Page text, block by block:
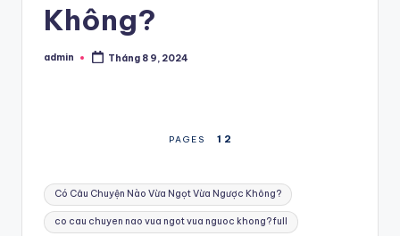
Không?
Posted
admin Tháng 8 9, 2024
PAGES 1 2
Tags:
Có Câu Chuyện Nào Vừa Ngọt Vừa Ngược Không?
co cau chuyen nao vua ngot vua nguoc khong? full